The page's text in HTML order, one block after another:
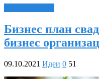
Бизнес план
бизнес
09.10.2021 Идеи 0 51